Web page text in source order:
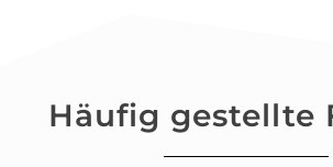
Häufig gestellte